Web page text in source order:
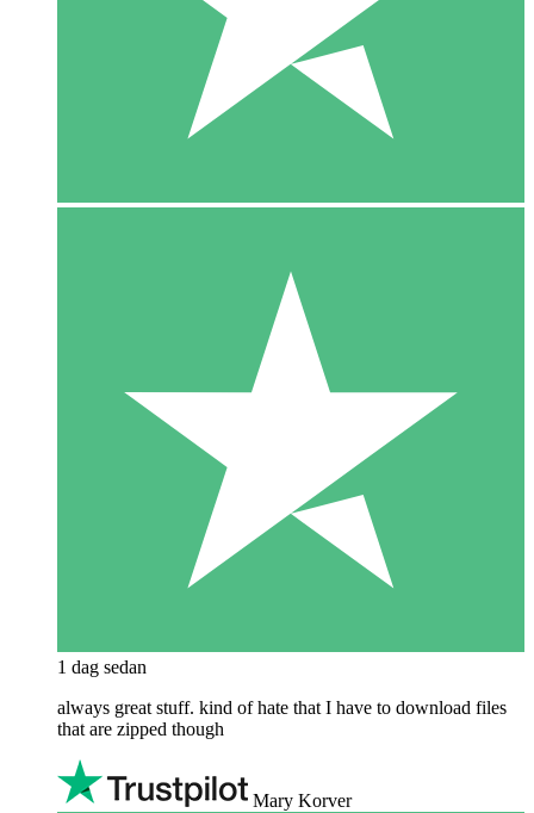
1 dag sedan
always great stuff. kind of hate that I have to download files
that are zipped though
Mary Korver